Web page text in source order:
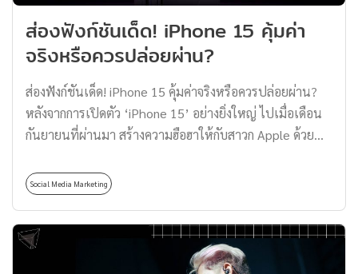
มากก็น้อย โดยเฉพาะซีรีส์ เพลง อนิเมะ และรายการวาไรตี้
หากจะให้นิยามความพิเศษของสื่อบันเทิงญี่ปุ่นในขณะนั้นก็
ต้องเป็นเรื่องของความแปลกใหม่อย่างซีรีส์ที่มีการนำอาชีพ
น่าสนใจ และให้คนทั่วไปมองเห็นภาพชัดมากขึ้น อาทิ […]
ส่องฟังก์ชันเด็ด! iPhone 15 คุ้มค่า
จริงหรือควรปล่อยผ่าน?
ส่องฟังก์ชันเด็ด! iPhone 15 คุ้มค่าจริงหรือควรปล่อยผ่าน?
หลังจากการเปิดตัว ‘iPhone 15’ อย่างยิ่งใหญ่ ไปเมื่อเดือน
กันยายนที่ผ่านมา สร้างความฮือฮาให้กับสาวก Apple ด้วย
น้ำหนักเบาลง มีความทนทาน และเพิ่มความสวยงามแปลก
ตา โดดเด่นจากรุ่นก่อนหน้าจนเรียกว่าเป็นเวอร์ชันอัปเกรด
ของซีรีส์ iPhone เลยทีเดียว แต่…แค่ดีไซน์แบบใหม่จะเพียง
พอไหมกับการจ่ายเงินซื้อ? ตามมาดูฟังก์ชันเด็ดของ iPhone
15 เพื่อประกอบการตัดสินใจว่า…รุ่นนี้เราควรคว้าไว้หรือ
Social Media Marketing